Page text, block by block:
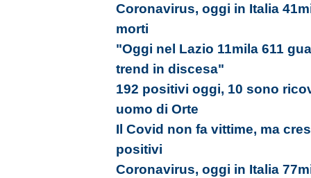
Coronavirus, oggi in Italia
morti
"Oggi nel Lazio 11mila 611
trend in discesa"
192 positivi oggi, 10 sono
uomo di Orte
Il Covid non fa vittime, ma
positivi
Coronavirus, oggi in Italia